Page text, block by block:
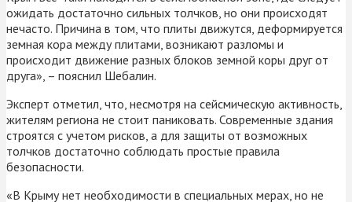
ожидать достаточно сильных толчков, но они происходят
нечасто. Причина в том, что плиты движутся, деформируется
земная кора между плитами, возникают разломы и
происходит движение разных блоков земной коры друг от
друга», – пояснил Шебалин.
Эксперт отметил, что, несмотря на сейсмическую активность,
жителям региона не стоит паниковать. Современные здания
строятся с учетом рисков, а для защиты от возможных
толчков достаточно соблюдать простые правила
безопасности.
«В Крыму нет необходимости в специальных мерах, но не